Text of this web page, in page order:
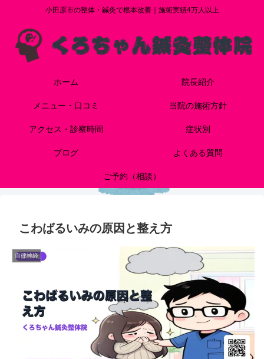
小田原市の整体・鍼灸で根本改善｜施術実績4万人以上
ホーム 院長紹介
メニュー・口コミ 当院の施術方針
アクセス・診察時間 症状別
ブログ よくある質問
ご予約（相談）
こわばるいみの原因と整え方
自律神経